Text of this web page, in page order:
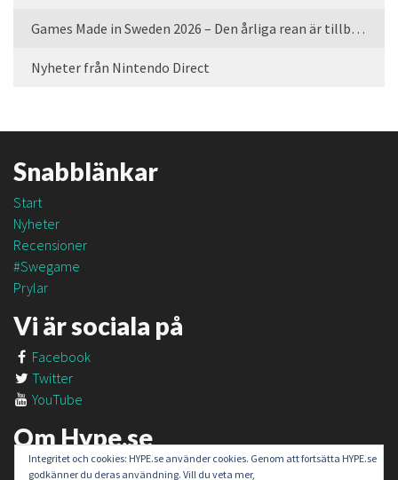
Games Made in Sweden 2026 – Den årliga rean är tillbaka
Nyheter från Nintendo Direct
Snabblänkar
Start
Nyheter
Recensioner
#Swegame
Prylar
Vi är sociala på
Facebook
Twitter
YouTube
Om Hype.se
Om oss
Integritet och cookies: HYPE.se använder cookies. Genom att fortsätta HYPE.se
godkänner du deras användning. Vill du veta mer,